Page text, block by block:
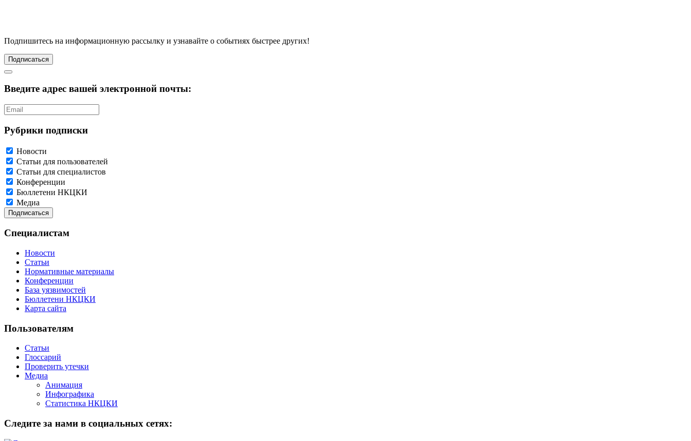
Подпишитесь на информационную рассылку и узнавайте о событиях быстрее других!
Подписаться
Введите адрес вашей электронной почты:
Рубрики подписки
Новости
Статьи для пользователей
Статьи для специалистов
Конференции
Бюллетени НКЦКИ
Медиа
Специалистам
Новости
Статьи
Нормативные материалы
Конференции
База уязвимостей
Бюллетени НКЦКИ
Карта сайта
Пользователям
Статьи
Глоссарий
Проверить утечки
Медиа
Анимация
Инфографика
Статистика НКЦКИ
Следите за нами в социальных сетях: